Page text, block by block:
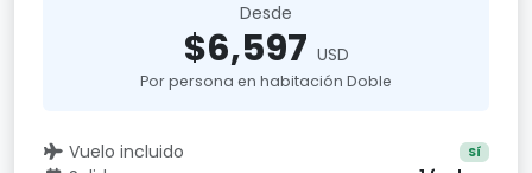
Desde
$6,597 USD
Por persona en habitación Doble
Vuelo incluido Sí